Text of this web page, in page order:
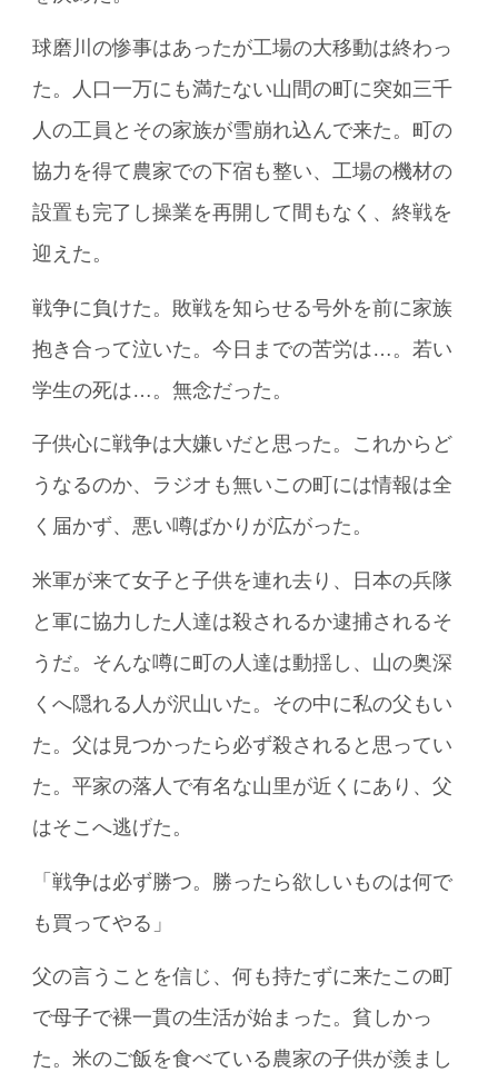
球磨川の惨事はあったが工場の大移動は終わっ
た。人口一万にも満たない山間の町に突如三千
人の工員とその家族が雪崩れ込んで来た。町の
協力を得て農家での下宿も整い、工場の機材の
設置も完了し操業を再開して間もなく、終戦を
迎えた。
戦争に負けた。敗戦を知らせる号外を前に家族
抱き合って泣いた。今日までの苦労は…。若い
学生の死は…。無念だった。
子供心に戦争は大嫌いだと思った。これからど
うなるのか、ラジオも無いこの町には情報は全
く届かず、悪い噂ばかりが広がった。
米軍が来て女子と子供を連れ去り、日本の兵隊
と軍に協力した人達は殺されるか逮捕されるそ
うだ。そんな噂に町の人達は動揺し、山の奥深
くへ隠れる人が沢山いた。その中に私の父もい
た。父は見つかったら必ず殺されると思ってい
た。平家の落人で有名な山里が近くにあり、父
はそこへ逃げた。
「戦争は必ず勝つ。勝ったら欲しいものは何で
も買ってやる」
父の言うことを信じ、何も持たずに来たこの町
で母子で裸一貫の生活が始まった。貧しかっ
た。米のご飯を食べている農家の子供が羨まし